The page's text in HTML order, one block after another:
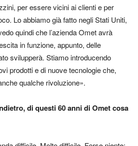
per essere vicini ai clienti e per
Lo abbiamo già fatto negli Stati Uniti,
quindi che l’azienda Omet avrà
in funzione, appunto, delle
svilupperà. Stiamo introducendo
prodotti e di nuove tecnologie che,
qualche rivoluzione».
di questi 60 anni di Omet cosa